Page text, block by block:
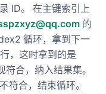
ID。 在主键索引上
的
循环，拿到下一
，这时拿到的是
符合，纳入结果集。
符合，结束循环。